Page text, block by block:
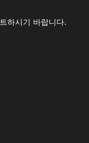
하시기 바랍니다.